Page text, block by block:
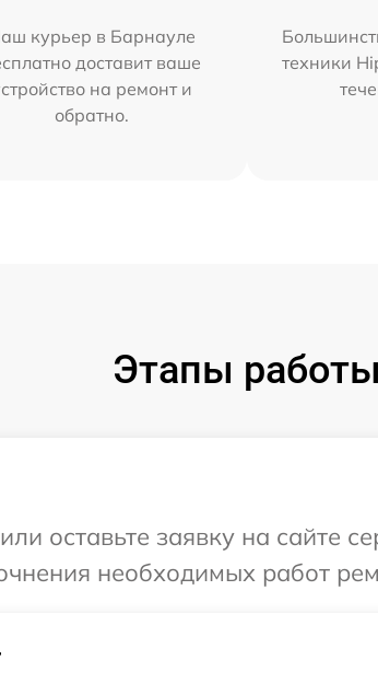
курьер в Барнауле
доставит ваше
на ремонт и
обратно.
техники
Этапы работы
оставьте заявку на сайте
необходимых работ